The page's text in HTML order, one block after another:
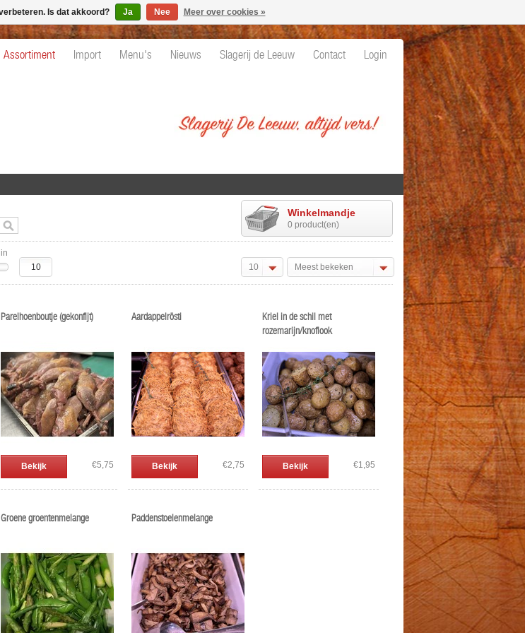
Assortiment Import Menu's Nieuws Slagerij de Leeuw Contact Login
Winkelmandje
0 product(en)
10 Meest bekeken
Parelhoenboutje (gekonfijt)
Bekijk €5,75
Aardappelrösti
Bekijk €2,75
Kriel in de schil met
rozemarijn/knoflook
Bekijk €1,95
Groene groentenmelange Paddenstoelenmelange
Is dat akkoord? Ja Nee Meer over cookies »